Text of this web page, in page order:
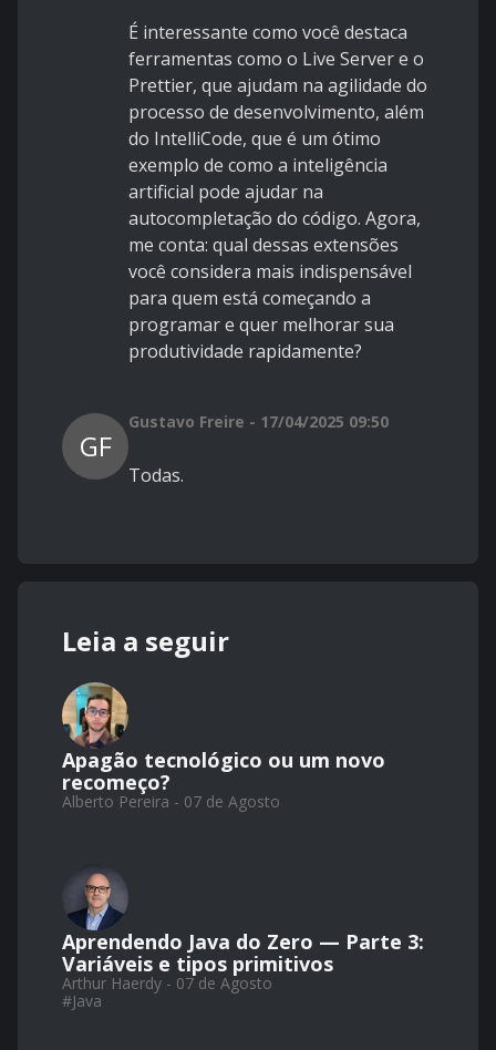
É interessante como você destaca
ferramentas como o Live Server e o
Prettier, que ajudam na agilidade do
processo de desenvolvimento, além
do IntelliCode, que é um ótimo
exemplo de como a inteligência
artificial pode ajudar na
autocompletação do código. Agora,
me conta: qual dessas extensões
você considera mais indispensável
para quem está começando a
programar e quer melhorar sua
produtividade rapidamente?
GF
Gustavo Freire - 17/04/2025 09:50
Todas.
Leia a seguir
Apagão tecnológico ou um novo
recomeço?
Alberto Pereira - 07 de Agosto
Aprendendo Java do Zero — Parte 3:
Variáveis e tipos primitivos
Arthur Haerdy - 07 de Agosto
#Java